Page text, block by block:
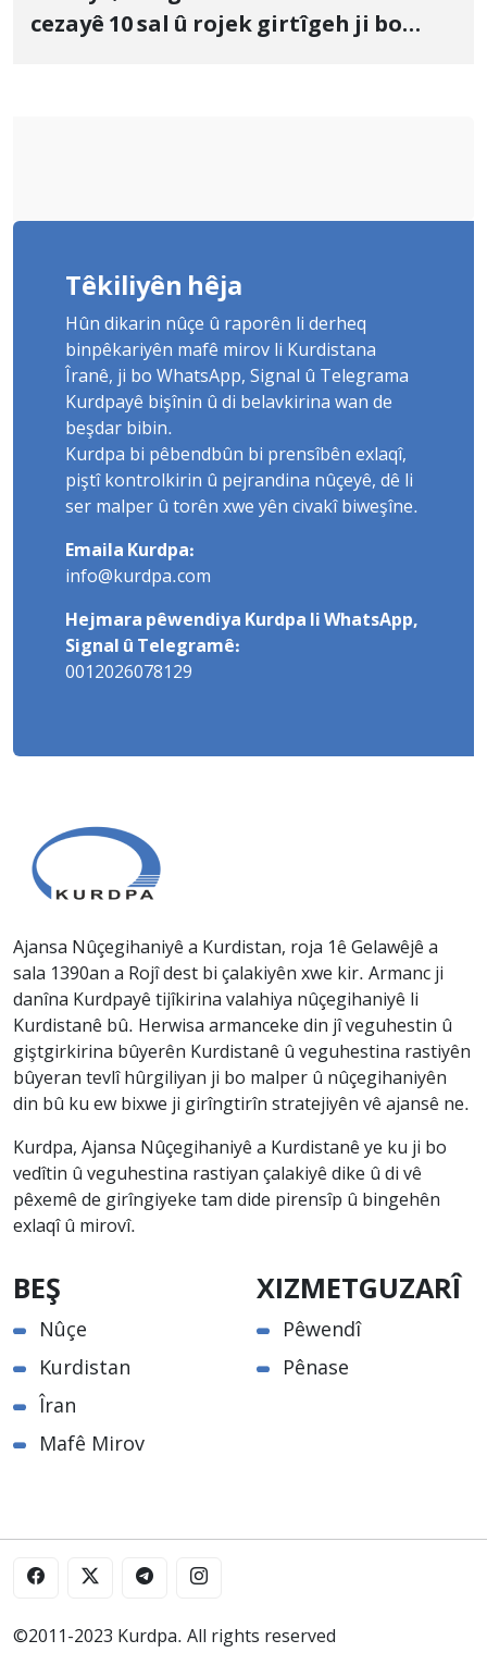
cezayê 10 sal û rojek girtîgeh ji bo
Têkiliyên hêja
Hûn dikarin nûçe û raporên li derheq
binpêkariyên mafê mirov li Kurdistana
Îranê, ji bo WhatsApp, Signal û Telegrama
Kurdpayê bişînin û di belavkirina wan de
beşdar bibin.
Kurdpa bi pêbendbûn bi prensîbên exlaqî,
piştî kontrolkirin û pejrandina nûçeyê, dê li
ser malper û torên xwe yên civakî biweşîne.
Emaila Kurdpa:
info@kurdpa.com
Hejmara pêwendiya Kurdpa li WhatsApp,
Signal û Telegramê:
0012026078129
Ajansa Nûçegihaniyê a Kurdistan, roja 1ê Gelawêjê a
sala 1390an a Rojî dest bi çalakiyên xwe kir. Armanc ji
danîna Kurdpayê tijîkirina valahiya nûçegihaniyê li
Kurdistanê bû. Herwisa armanceke din jî veguhestin û
giştgirkirina bûyerên Kurdistanê û veguhestina rastiyên
bûyeran tevlî hûrgiliyan ji bo malper û nûçegihaniyên
din bû ku ew bixwe ji girîngtirîn stratejiyên vê ajansê ne.
Kurdpa, Ajansa Nûçegihaniyê a Kurdistanê ye ku ji bo
vedîtin û veguhestina rastiyan çalakiyê dike û di vê
pêxemê de girîngiyeke tam dide pirensîp û bingehên
exlaqî û mirovî.
BEŞ
Nûçe
Kurdistan
Îran
Mafê Mirov
XIZMETGUZARÎ
Pêwendî
Pênase
©2011-2023 Kurdpa. All rights reserved